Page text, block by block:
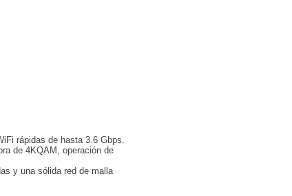
rápidas de hasta 3.6 Gbps.
de 4KQAM, operación de
y una sólida red de malla